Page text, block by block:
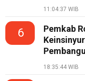
11:04:37 WIB
6
Pemkab
18:35:44 WIB